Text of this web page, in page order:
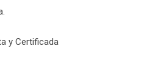
y Certificada